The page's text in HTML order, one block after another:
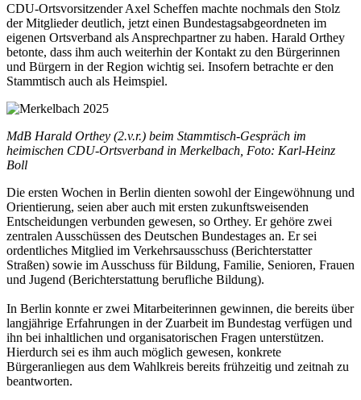
CDU-Ortsvorsitzender Axel Scheffen machte nochmals den Stolz
der Mitglieder deutlich, jetzt einen Bundestagsabgeordneten im
eigenen Ortsverband als Ansprechpartner zu haben. Harald Orthey
betonte, dass ihm auch weiterhin der Kontakt zu den Bürgerinnen
und Bürgern in der Region wichtig sei. Insofern betrachte er den
Stammtisch auch als Heimspiel.
MdB Harald Orthey (2.v.r.) beim Stammtisch-Gespräch im
heimischen CDU-Ortsverband in Merkelbach, Foto: Karl-Heinz
Boll
Die ersten Wochen in Berlin dienten sowohl der Eingewöhnung und
Orientierung, seien aber auch mit ersten zukunftsweisenden
Entscheidungen verbunden gewesen, so Orthey. Er gehöre zwei
zentralen Ausschüssen des Deutschen Bundestages an. Er sei
ordentliches Mitglied im Verkehrsausschuss (Berichterstatter
Straßen) sowie im Ausschuss für Bildung, Familie, Senioren, Frauen
und Jugend (Berichterstattung berufliche Bildung).
In Berlin konnte er zwei Mitarbeiterinnen gewinnen, die bereits über
langjährige Erfahrungen in der Zuarbeit im Bundestag verfügen und
ihn bei inhaltlichen und organisatorischen Fragen unterstützen.
Hierdurch sei es ihm auch möglich gewesen, konkrete
Bürgeranliegen aus dem Wahlkreis bereits frühzeitig und zeitnah zu
beantworten.